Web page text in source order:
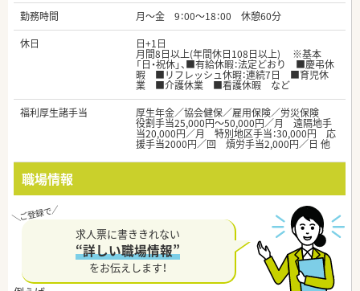
勤務時間
月～金 9：00～18：00 休憩60分
休日
日+1日
月間8日以上(年間休日108日以上) ※基本
「日・祝休」、■有給休暇：法定どおり ■慶弔休
暇 ■リフレッシュ休暇：連続7日 ■育児休
業 ■介護休業 ■看護休暇 など
福利厚生諸手当
厚生年金／協会健保／雇用保険／労災保険
役割手当25,000円～50,000円／月 遠隔地手
当20,000円／月 特別地区手当：30,000円 応
援手当2000円／回 煩労手当2,000円／日 他
職場情報
求人票に書ききれない
“詳しい職場情報”
をお伝えします！